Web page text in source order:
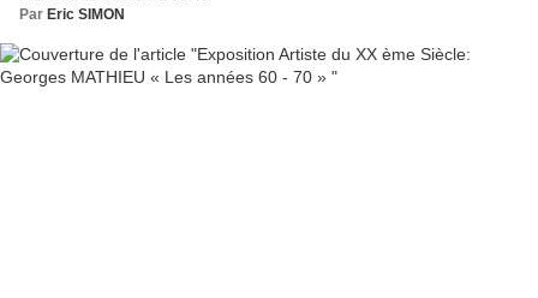
Par Eric SIMON